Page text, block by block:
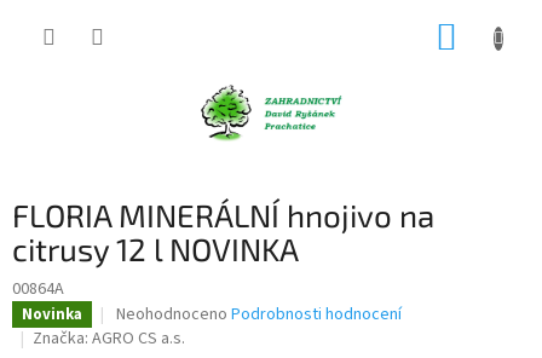
FLORIA MINERÁLNÍ hnojivo na
citrusy 12 l NOVINKA
00864A
Novinka
Průměrné
hodnocení
Neohodnoceno Podrobnosti hodnocení
Značka: AGRO CS a.s.